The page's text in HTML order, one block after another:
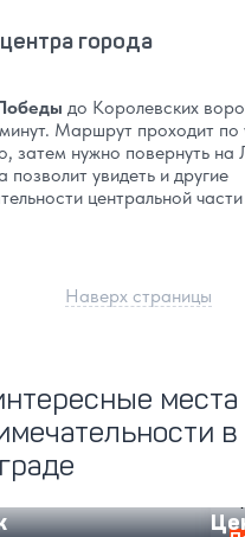
города
до Королевских
Маршрут проходит по
затем нужно повернуть на
позволит увидеть и другие
центральной
Наверх страницы
места
в